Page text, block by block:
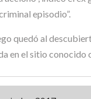
episodio”.
quedó al
en el sitio